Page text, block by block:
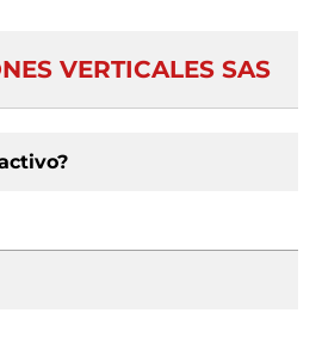
VERTICALES SAS